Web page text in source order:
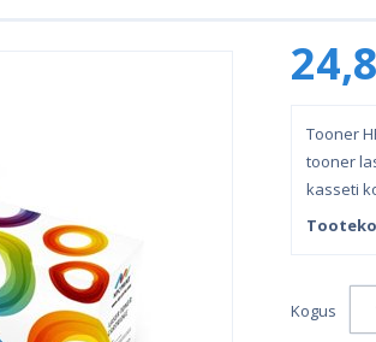
Tooner
tooner
kasseti
Kogus